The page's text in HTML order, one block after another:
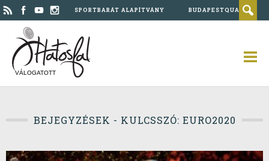
SPORTBARÁT ALAPÍTVÁNY BUDAPESTQUAD
VÁLOGATOTT
BEJEGYZÉSEK - KULCSSZÓ: EURO2020